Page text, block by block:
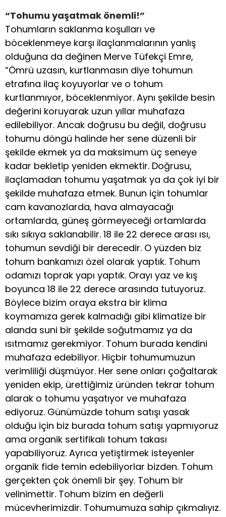
“Tohumu yaşatmak önemli!”
Tohumların saklanma koşulları ve
böceklenmeye karşı ilaçlanmalarının yanlış
olduğuna da değinen Merve Tüfekçi Emre,
“Ömrü uzasın, kurtlanmasın diye tohumun
etrafına ilaç koyuyorlar ve o tohum
kurtlanmıyor, böceklenmiyor. Aynı şekilde besin
değerini koruyarak uzun yıllar muhafaza
edilebiliyor. Ancak doğrusu bu değil, doğrusu
tohumu döngü halinde her sene düzenli bir
şekilde ekmek ya da maksimum üç seneye
kadar bekletip yeniden ekmektir. Doğrusu,
ilaçlamadan tohumu yaşatmak ya da çok iyi bir
şekilde muhafaza etmek. Bunun için tohumlar
cam kavanozlarda, hava almayacağı
ortamlarda, güneş görmeyeceği ortamlarda
sıkı sıkıya saklanabilir. 18 ile 22 derece arası ısı,
tohumun sevdiği bir derecedir. O yüzden biz
tohum bankamızı özel olarak yaptık. Tohum
odamızı toprak yapı yaptık. Orayı yaz ve kış
boyunca 18 ile 22 derece arasında tutuyoruz.
Böylece bizim oraya ekstra bir klima
koymamıza gerek kalmadığı gibi klimatize bir
alanda suni bir şekilde soğutmamız ya da
ısıtmamız gerekmiyor. Tohum burada kendini
muhafaza edebiliyor. Hiçbir tohumumuzun
verimliliği düşmüyor. Her sene onları çoğaltarak
yeniden ekip, ürettiğimiz üründen tekrar tohum
alarak o tohumu yaşatıyor ve muhafaza
ediyoruz. Günümüzde tohum satışı yasak
olduğu için biz burada tohum satışı yapmıyoruz
ama organik sertifikalı tohum takası
yapabiliyoruz. Ayrıca yetiştirmek isteyenler
organik fide temin edebiliyorlar bizden. Tohum
gerçekten çok önemli bir şey. Tohum bir
velinimettir. Tohum bizim en değerli
mücevherimizdir. Tohumumuza sahip çıkmalıyız.